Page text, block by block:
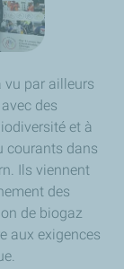
vu par ailleurs
des
et à
courants dans
Ils viennent
des
de biogaz
aux exigences